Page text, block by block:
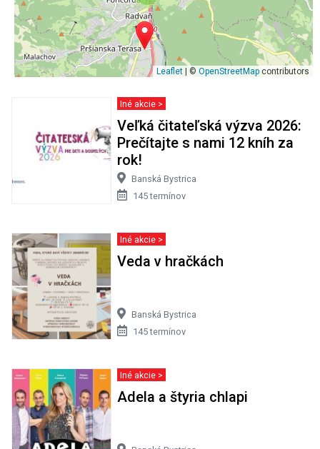
Leaflet | © OpenStreetMap contributors
Iné akcie >
Veľká čitateľská výzva 2026:
Prečítajte s nami 12 kníh za
rok!
Banská Bystrica
145 termínov
Iné akcie >
Veda v hračkách
Banská Bystrica
145 termínov
Iné akcie >
Adela a štyria chlapi